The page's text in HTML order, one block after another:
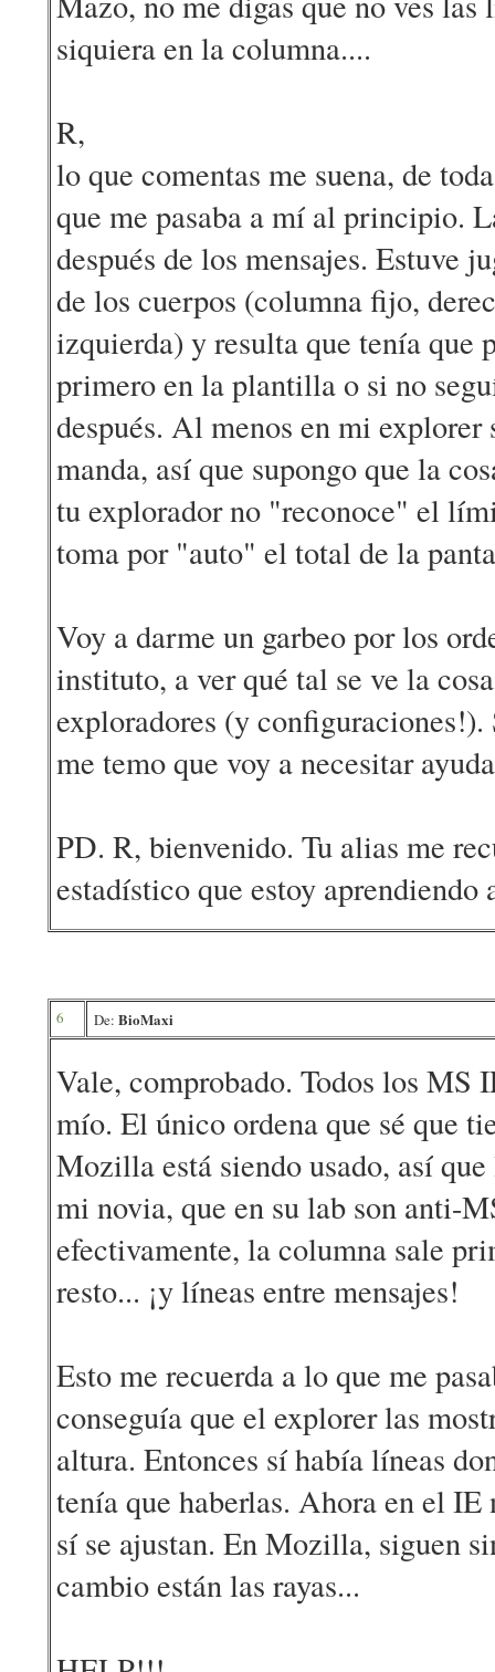
siquiera en la columna....
R,
lo que comentas me suena, de
que me pasaba a mí al principio.
después de los mensajes. Estuve
de los cuerpos (columna fijo,
izquierda) y resulta que tenía que
primero en la plantilla o si no
después. Al menos en mi
manda, así que supongo que la
tu explorador no "reconoce" el
toma por "auto" el total de la
Voy a darme un garbeo por los
instituto, a ver qué tal se ve la
exploradores (y configuraciones!).
me temo que voy a necesitar
PD. R, bienvenido. Tu alias me
estadístico que estoy aprendiendo
6 De: BioMaxi
Vale, comprobado. Todos los MS
mío. El único ordena que sé que
Mozilla está siendo usado, así
mi novia, que en su lab son anti-
efectivamente, la columna sale
resto... ¡y líneas entre mensajes!
Esto me recuerda a lo que me
conseguía que el explorer las
altura. Entonces sí había líneas
tenía que haberlas. Ahora en el IE
sí se ajustan. En Mozilla, siguen
cambio están las rayas...